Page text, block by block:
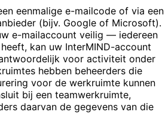
eenmalige e-mailcode of via een
(bijv. Google of Microsoft).
e-mailaccount veilig — iedereen
kan uw InterMIND-account
voor activiteit onder
hebben beheerders die
voor de werkruimte kunnen
bij een teamwerkruimte,
daarvan de gegevens van die